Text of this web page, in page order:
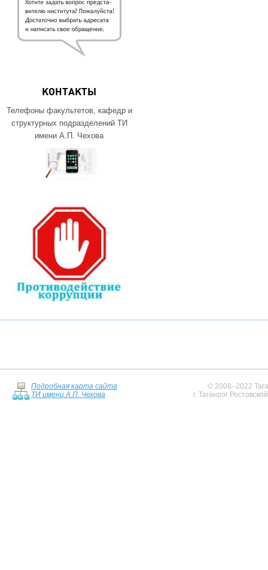
КОНТАКТЫ
Телефоны факультетов, кафедр и
структурных подразделений ТИ
имени А.П. Чехова
Подробная карта сайта
ТИ имени А.П. Чехова
© 2008–2022
г. Таганрог